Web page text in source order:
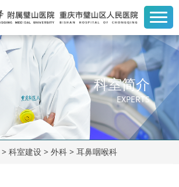
科室简介
EXPERTS
> 科室建设 > 外科 > 耳鼻咽喉科